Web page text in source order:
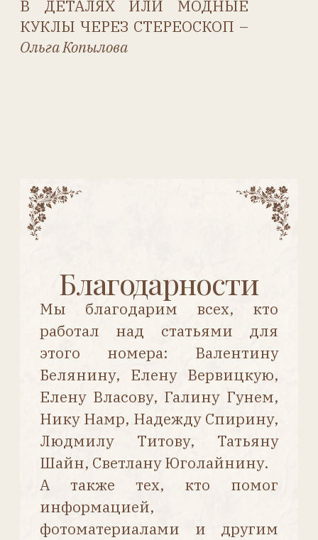
журнала на европейских
выставках.
После всего девяти лет работы
в условиях сильной конкуренции
Денамур вошёл в историю
золотого кукольного века. Его
интересные, необычные Бебе
очень любимы многими
коллекционерами. В основном
компания занималась продажей
кукольных голов фабрикам-
сборщикам, однако существовали
и полностью собранные
на собственном производстве
куклы. Они создавались для
разных категорий покупателей,
ДЕНАМУР